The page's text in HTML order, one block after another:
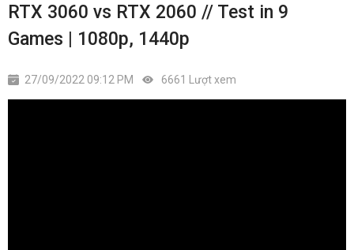
RTX 3060 vs RTX 2060 // Test in 9
Games | 1080p, 1440p
27/09/2022 09:12 PM 6661 Lượt xem